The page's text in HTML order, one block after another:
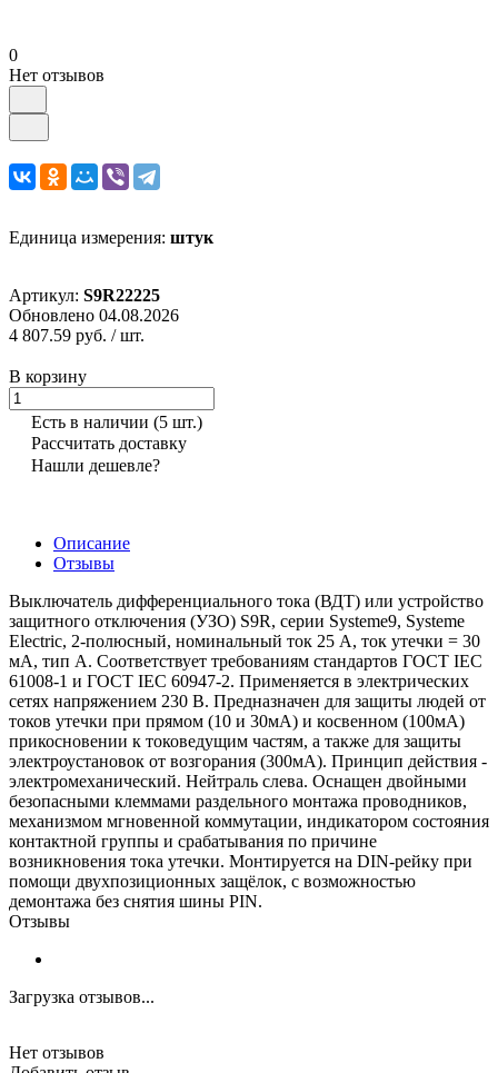
0
Нет отзывов
Единица измерения: штук
Артикул: S9R22225
Обновлено 04.08.2026
4 807.59 руб. / шт.
В корзину
Есть в наличии (5 шт.)
Рассчитать доставку
Нашли дешевле?
Описание
Отзывы
Выключатель дифференциального тока (ВДТ) или устройство
защитного отключения (УЗО) S9R, серии Systeme9, Systeme
Electric, 2-полюсный, номинальный ток 25 А, ток утечки = 30
мА, тип A. Соответствует требованиям стандартов ГОСТ IEC
61008-1 и ГОСТ IEC 60947-2. Применяется в электрических
сетях напряжением 230 В. Предназначен для защиты людей от
токов утечки при прямом (10 и 30мА) и косвенном (100мА)
прикосновении к токоведущим частям, а также для защиты
электроустановок от возгорания (300мА). Принцип действия -
электромеханический. Нейтраль слева. Оснащен двойными
безопасными клеммами раздельного монтажа проводников,
механизмом мгновенной коммутации, индикатором состояния
контактной группы и срабатывания по причине
возникновения тока утечки. Монтируется на DIN-рейку при
помощи двухпозиционных защёлок, с возможностью
демонтажа без снятия шины PIN.
Отзывы
Загрузка отзывов...
Нет отзывов